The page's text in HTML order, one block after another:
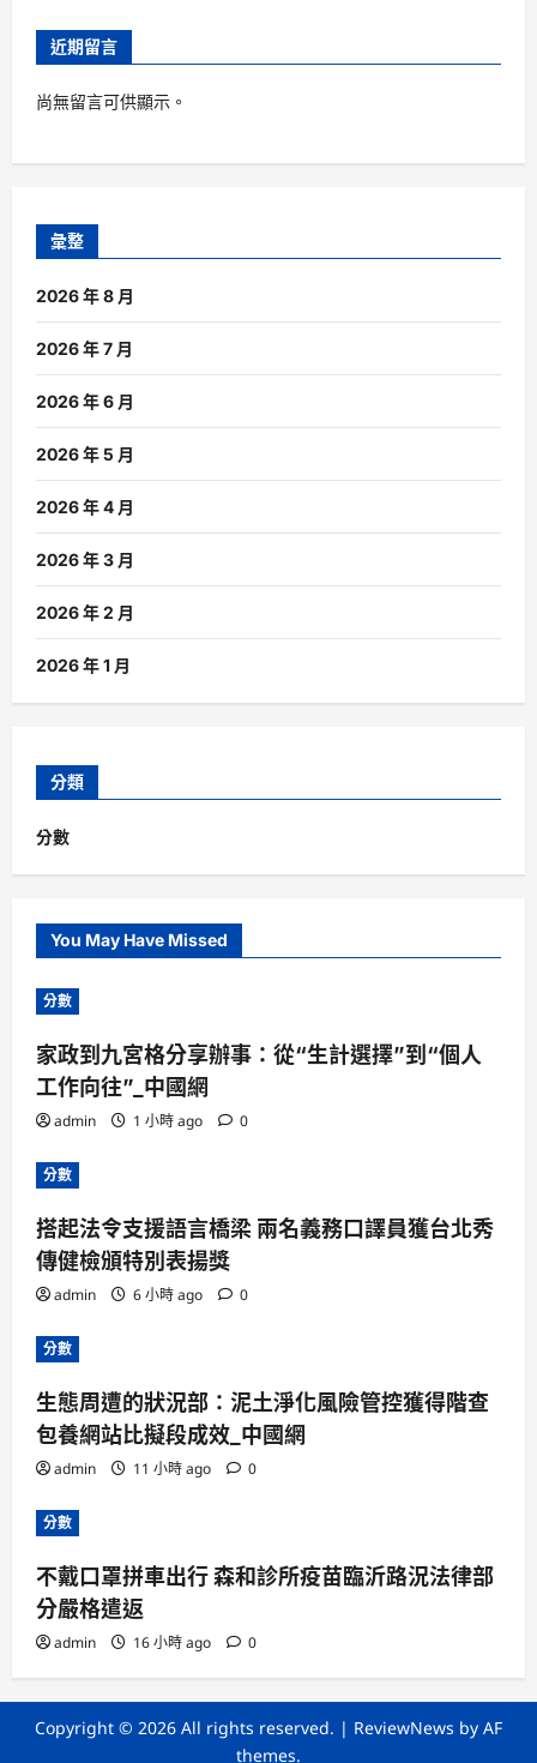
近期留言
尚無留言可供顯示。
彙整
2026 年 8 月
2026 年 7 月
2026 年 6 月
2026 年 5 月
2026 年 4 月
2026 年 3 月
2026 年 2 月
2026 年 1 月
分類
分數
You May Have Missed
分數
家政到九宮格分享辦事：從“生計選擇”到“個人
工作向往”_中國網
admin 1 小時 ago 0
分數
搭起法令支援語言橋梁 兩名義務口譯員獲台北秀
傳健檢頒特別表揚獎
admin 6 小時 ago 0
分數
生態周遭的狀況部：泥土淨化風險管控獲得階查
包養網站比擬段成效_中國網
admin 11 小時 ago 0
分數
不戴口罩拼車出行 森和診所疫苗臨沂路況法律部
分嚴格遣返
admin 16 小時 ago 0
Copyright © 2026 All rights reserved. | ReviewNews by AF
themes.